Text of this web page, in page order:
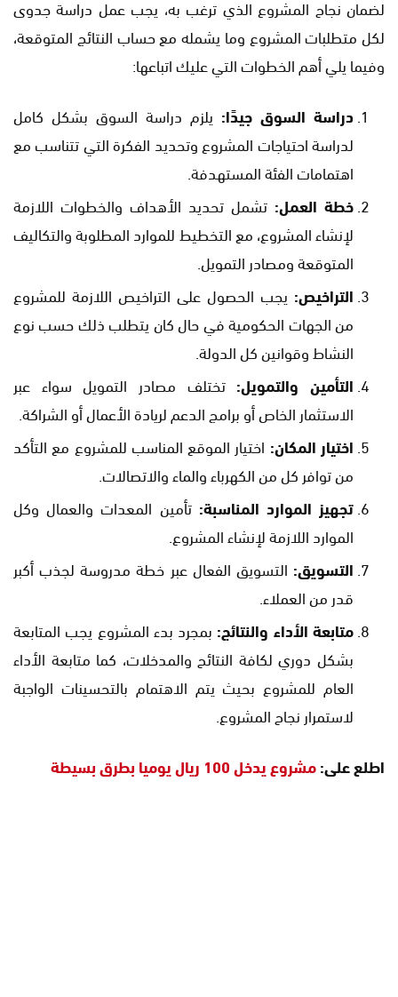
لضمان نجاح المشروع الذي ترغب به، يجب عمل دراسة جدوى
لكل متطلبات المشروع وما يشمله مع حساب النتائج المتوقعة،
وفيما يلي أهم الخطوات التي عليك اتباعها:
دراسة السوق جيدًا: يلزم دراسة السوق بشكل كامل
لدراسة احتياجات المشروع وتحديد الفكرة التي تتناسب مع
اهتمامات الفئة المستهدفة.
خطة العمل: تشمل تحديد الأهداف والخطوات اللازمة
لإنشاء المشروع، مع التخطيط للموارد المطلوبة والتكاليف
المتوقعة ومصادر التمويل.
التراخيص: يجب الحصول على التراخيص اللازمة للمشروع
من الجهات الحكومية في حال كان يتطلب ذلك حسب نوع
النشاط وقوانين كل الدولة.
التأمين والتمويل:تختلف مصادر التمويل سواء عبر
الاستثمار الخاص أو برامج الدعم لريادة الأعمال أو الشراكة.
اختيار المكان: اختيار الموقع المناسب للمشروع مع التأكد
من توافر كل من الكهرباء والماء والاتصالات.
تجهيز الموارد المناسبة:تأمين المعدات والعمال وكل
الموارد اللازمة لإنشاء المشروع.
التسويق: التسويق الفعال عبر خطة مدروسة لجذب أكبر
قدر من العملاء.
متابعة الأداء والنتائج: بمجرد بدء المشروع يجب المتابعة
بشكل دوري لكافة النتائح والمدخلات، كما متابعة الأداء
العام للمشروع بحيث يتم الاهتمام بالتحسينات الواجبة
لاستمرار نجاح المشروع.
اطلع على:مشروع يدخل 100 ريال يوميا بطرق بسيطة